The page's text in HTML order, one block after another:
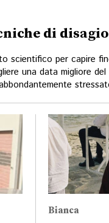
di disagio
scientifico per capire
una data migliore
Bianca